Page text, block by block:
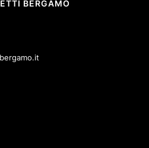
BERGAMO